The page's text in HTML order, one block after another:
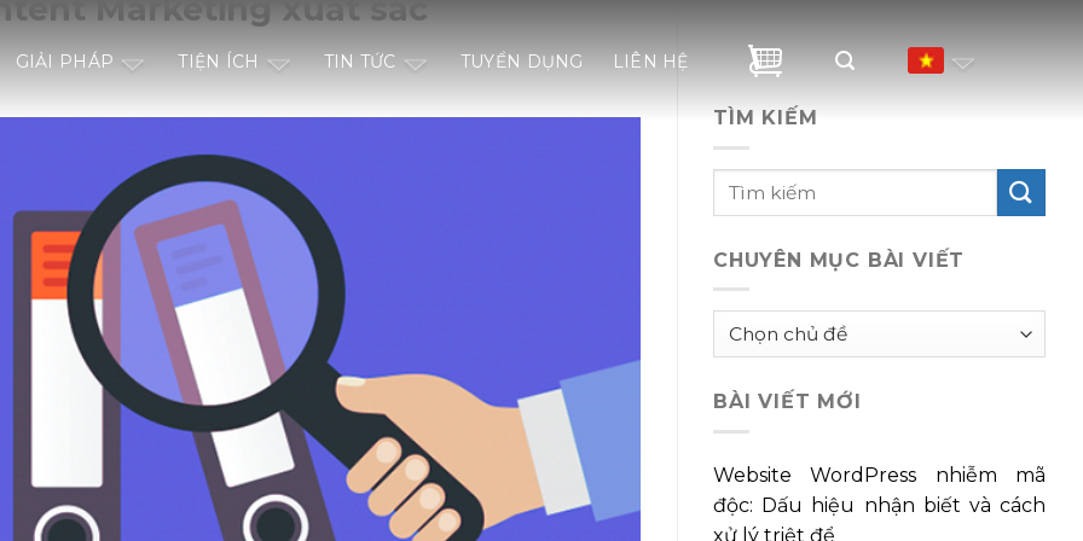
GIẢI PHÁP TIỆN ÍCH TIN TỨC TUYỂN DỤNG LIÊN HỆ
Marketing xuất sắc
TÌM KIẾM
CHUYÊN MỤC BÀI VIẾT
Chuyên
viết
BÀI VIẾT MỚI
Website WordPress nhiễm mã
độc: Dấu hiệu nhận biết và cách
xử lý triệt để